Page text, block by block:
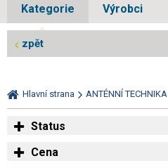
Kategorie Výrobci
zpět
Hlavní strana ANTÉNNÍ TECHNIKA
Status
Cena